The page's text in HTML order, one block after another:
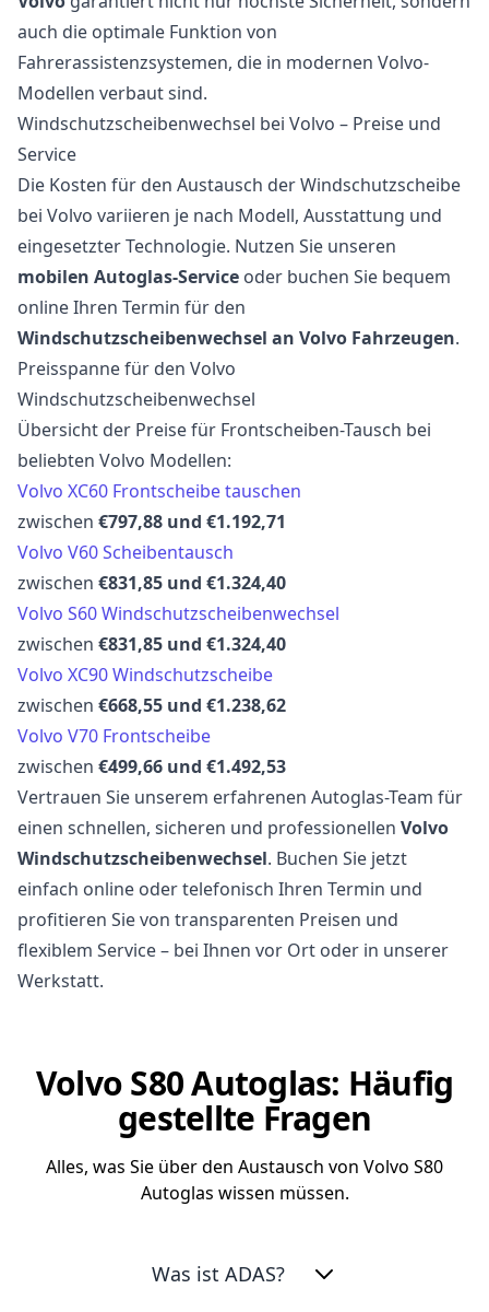
auch die optimale Funktion von
Fahrerassistenzsystemen, die in modernen Volvo-
Modellen verbaut sind.
Windschutzscheibenwechsel bei Volvo – Preise und
Service
Die Kosten für den Austausch der Windschutzscheibe
bei Volvo variieren je nach Modell, Ausstattung und
eingesetzter Technologie. Nutzen Sie unseren
mobilen Autoglas-Service oder buchen Sie bequem
online Ihren Termin für den
Windschutzscheibenwechsel an Volvo Fahrzeugen.
Preisspanne für den Volvo
Windschutzscheibenwechsel
Übersicht der Preise für Frontscheiben-Tausch bei
beliebten Volvo Modellen:
Volvo XC60 Frontscheibe tauschen
zwischen €797,88 und €1.192,71
Volvo V60 Scheibentausch
zwischen €831,85 und €1.324,40
Volvo S60 Windschutzscheibenwechsel
zwischen €831,85 und €1.324,40
Volvo XC90 Windschutzscheibe
zwischen €668,55 und €1.238,62
Volvo V70 Frontscheibe
zwischen €499,66 und €1.492,53
Vertrauen Sie unserem erfahrenen Autoglas-Team für
einen schnellen, sicheren und professionellen Volvo
Windschutzscheibenwechsel. Buchen Sie jetzt
einfach online oder telefonisch Ihren Termin und
profitieren Sie von transparenten Preisen und
flexiblem Service – bei Ihnen vor Ort oder in unserer
Werkstatt.
Volvo S80 Autoglas: Häufig
gestellte Fragen
Alles, was Sie über den Austausch von Volvo S80
Autoglas wissen müssen.
Was ist ADAS?